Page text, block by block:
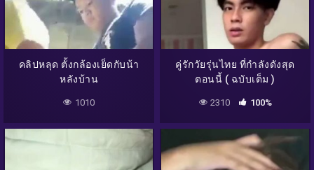
คลิปหลุด ตั้งกล้องเย็ดกับน้า
หลังบ้าน
1010
คู่รักวัยรุ่นไทย ที่กำลังดังสุด
ตอนนี้ ( ฉบับเต็ม )
2310 100%